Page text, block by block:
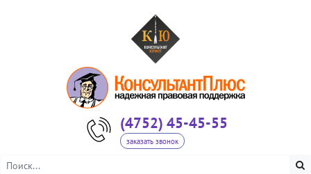
(4752) 45-45-55
заказать звонок